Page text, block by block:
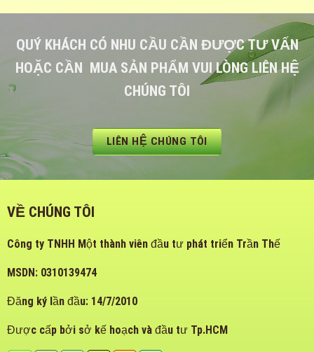
QUÝ KHÁCH CÓ NHU CẦU CẦN ĐƯỢC TƯ VẤN
HOẶC CẦN MUA SẢN PHẨM VUI LÒNG LIÊN HỆ
CHÚNG TÔI
LIÊN HỆ CHÚNG TÔI
VỀ CHÚNG TÔI
Công ty TNHH Một thành viên đầu tư phát triển Trần Thế
MSDN: 0310139474
Đăng ký lần đầu: 14/7/2010
Được cấp bởi sở kế hoạch và đầu tư Tp.HCM